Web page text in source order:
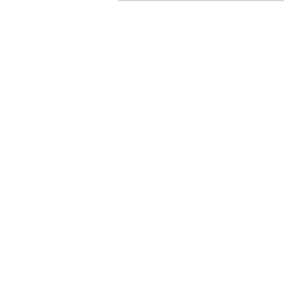
importar la jerarquía de